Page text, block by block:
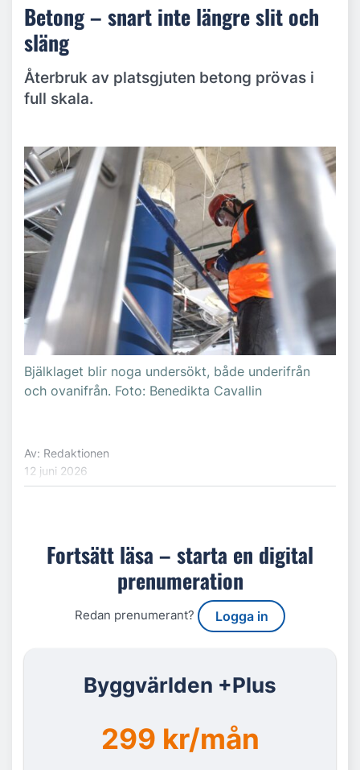
Betong – snart inte längre slit och
släng
Återbruk av platsgjuten betong prövas i
full skala.
Bjälklaget blir noga undersökt, både underifrån
och ovanifrån. Foto: Benedikta Cavallin
Av: Redaktionen
12 juni 2026
Fortsätt läsa – starta en digital
prenumeration
Redan prenumerant? Logga in
Byggvärlden +Plus
299 kr/mån